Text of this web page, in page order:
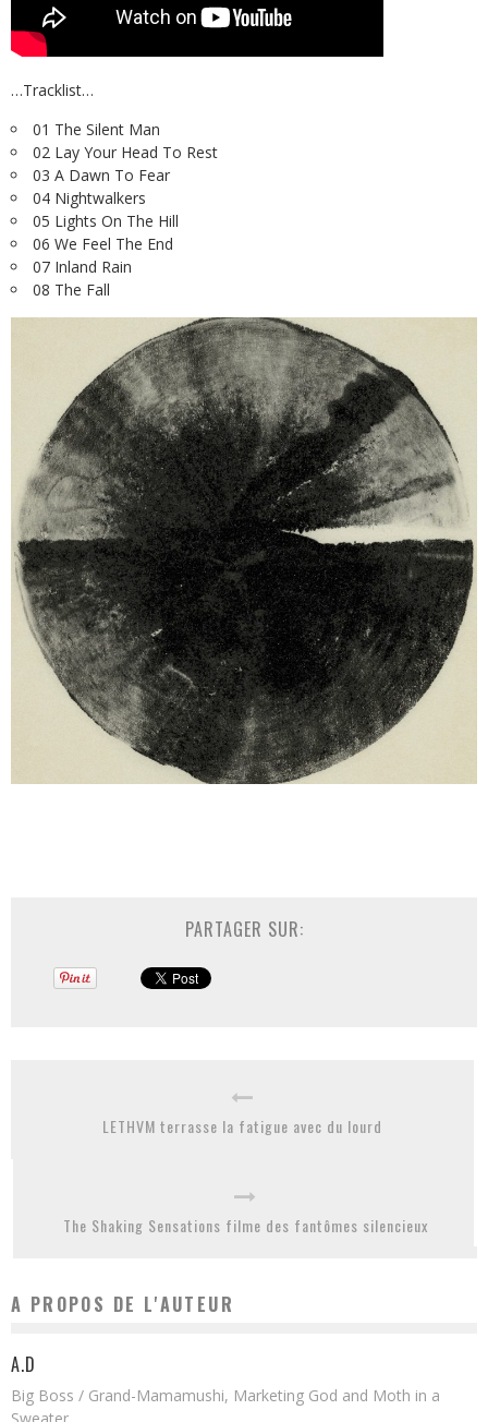
…Tracklist…
01 The Silent Man
02 Lay Your Head To Rest
03 A Dawn To Fear
04 Nightwalkers
05 Lights On The Hill
06 We Feel The End
07 Inland Rain
08 The Fall
PARTAGER SUR:
LETHVM terrasse la fatigue avec du lourd
The Shaking Sensations filme des fantômes silencieux
A PROPOS DE L'AUTEUR
A.D
Big Boss / Grand-Mamamushi, Marketing God and Moth in a